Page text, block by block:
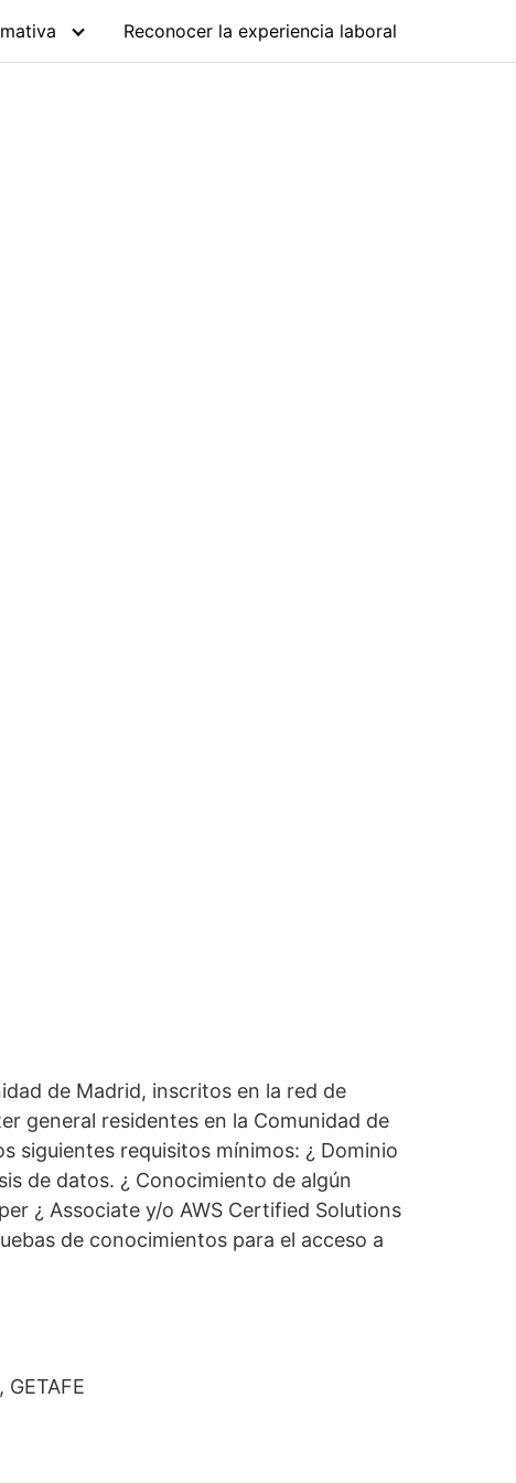
Reconocer la experiencia laboral
de Madrid, inscritos en la red de
general residentes en la Comunidad de
siguientes requisitos mínimos: ¿ Dominio
de datos. ¿ Conocimiento de algún
¿ Associate y/o AWS Certified Solutions
de conocimientos para el acceso a
GETAFE